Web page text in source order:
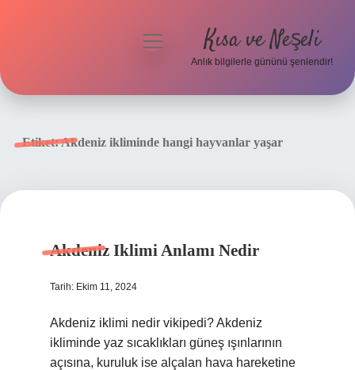
menüyü
Kısa ve Neşeli
Anlık bilgilerle gününü şenlendir!
Etiket:Akdeniz ikliminde hangi hayvanlar yaşar
Akdeniz Iklimi Anlamı Nedir
Tarih: Ekim 11, 2024
Akdeniz iklimi nedir vikipedi? Akdeniz
ikliminde yaz sıcaklıkları güneş ışınlarının
açısına, kuruluk ise alçalan hava hareketine